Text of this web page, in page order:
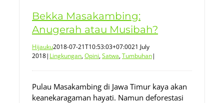
Bekka Masakambing:
Anugerah atau Musibah?
Hijauku2018-07-21T10:53:03+07:0021 July
2018| Lingkungan,Opini,Satwa,Tumbuhan|
Pulau Masakambing di Jawa Timur kaya akan
keanekaragaman hayati. Namun deforestasi